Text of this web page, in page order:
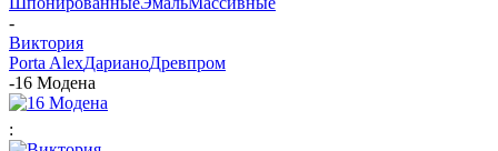
-
Виктория
Porta AlexДарианоДревпром
-16 Модена
: